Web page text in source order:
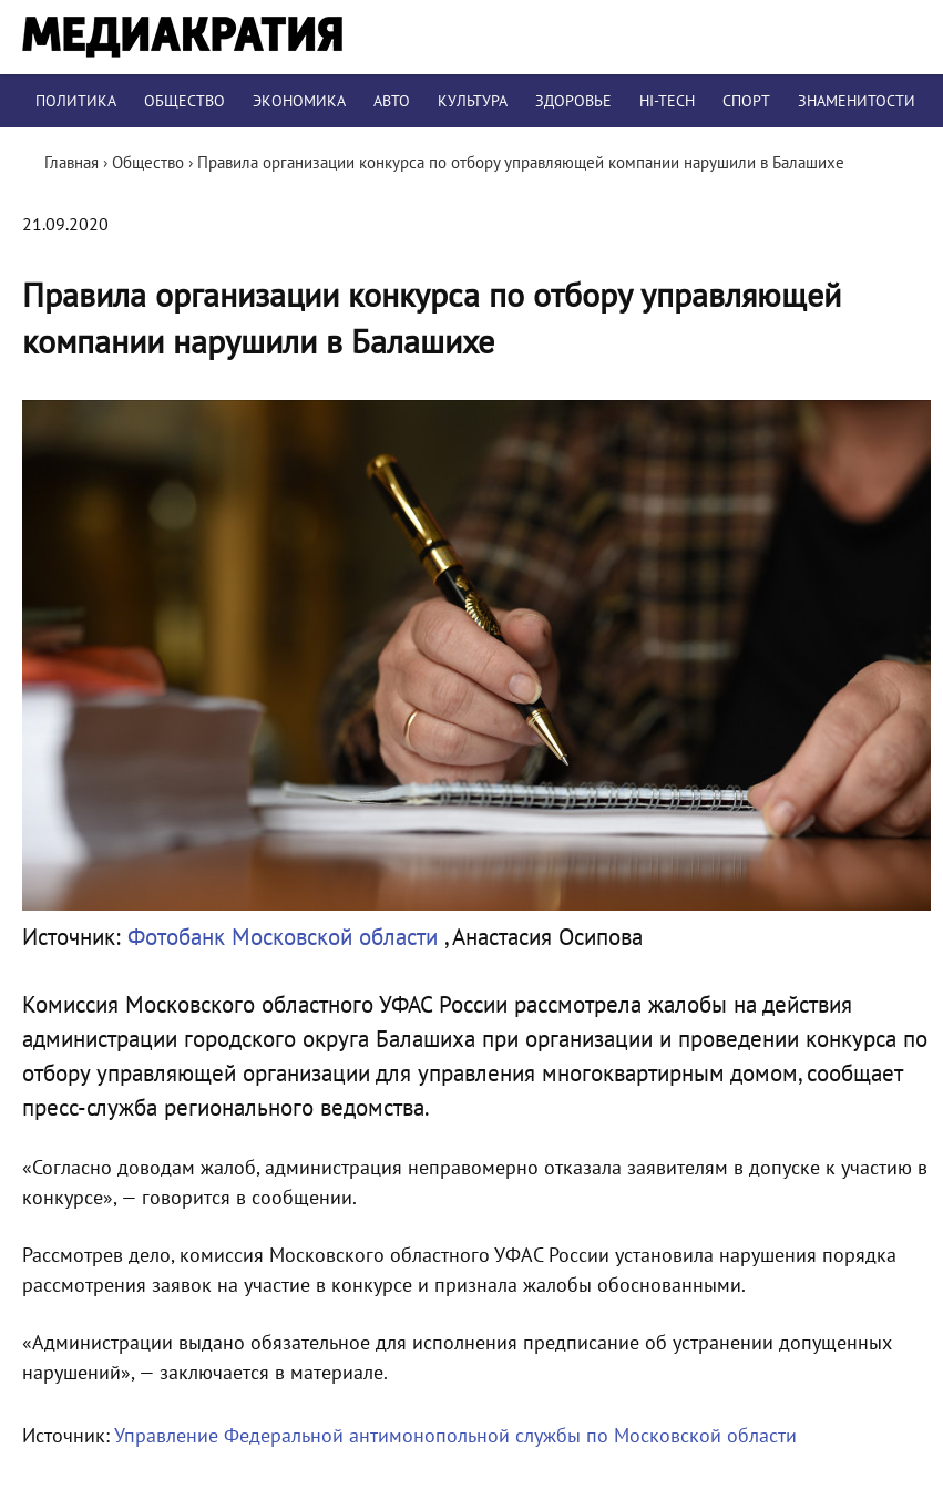
ПОЛИТИКА ОБЩЕСТВО ЭКОНОМИКА АВТО КУЛЬТУРА ЗДОРОВЬЕ HI-TECH СПОРТ ЗНАМЕНИТОСТИ
Главная › Общество › Правила организации конкурса по отбору управляющей компании нарушили в Балашихе
21.09.2020
Правила организации конкурса по отбору управляющей
компании нарушили в Балашихе
Источник: Фотобанк Московской области , Анастасия Осипова
Комиссия Московского областного УФАС России рассмотрела жалобы на действия
администрации городского округа Балашиха при организации и проведении конкурса по
отбору управляющей организации для управления многоквартирным домом, сообщает
пресс-служба регионального ведомства.
«Согласно доводам жалоб, администрация неправомерно отказала заявителям в допуске к участию в
конкурсе», — говорится в сообщении.
Рассмотрев дело, комиссия Московского областного УФАС России установила нарушения порядка
рассмотрения заявок на участие в конкурсе и признала жалобы обоснованными.
«Администрации выдано обязательное для исполнения предписание об устранении допущенных
нарушений», — заключается в материале.
Источник:Управление Федеральной антимонопольной службы по Московской области